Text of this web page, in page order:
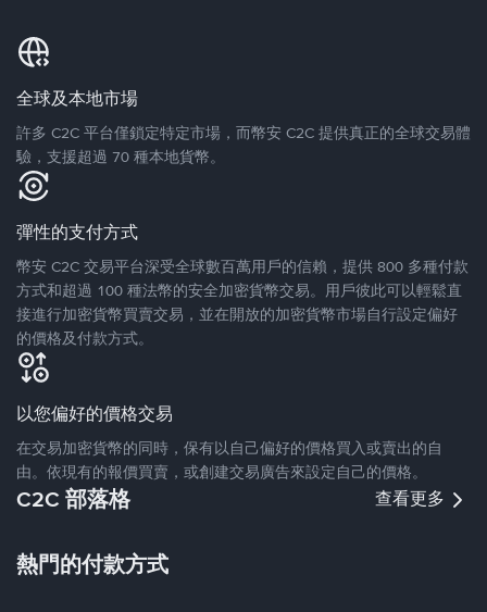
全球及本地市場
許多 C2C 平台僅鎖定特定市場，而幣安 C2C 提供真正的全球交易體
驗，支援超過 70 種本地貨幣。
彈性的支付方式
幣安 C2C 交易平台深受全球數百萬用戶的信賴，提供 800 多種付款
方式和超過 100 種法幣的安全加密貨幣交易。用戶彼此可以輕鬆直
接進行加密貨幣買賣交易，並在開放的加密貨幣市場自行設定偏好
的價格及付款方式。
以您偏好的價格交易
在交易加密貨幣的同時，保有以自己偏好的價格買入或賣出的自
由。依現有的報價買賣，或創建交易廣告來設定自己的價格。
C2C 部落格 查看更多
熱門的付款方式